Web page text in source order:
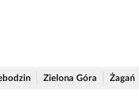
Zielona Góra Żagań